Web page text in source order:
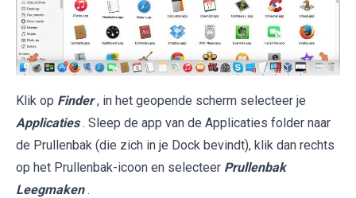
Klik op Finder , in het geopende scherm selecteer je
Applicaties . Sleep de app van de Applicaties folder naar
de Prullenbak (die zich in je Dock bevindt), klik dan rechts
op het Prullenbak-icoon en selecteer Prullenbak
Leegmaken .